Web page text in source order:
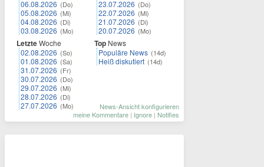
06.08.2026 (Do)
05.08.2026 (Mi)
04.08.2026 (Di)
03.08.2026 (Mo)
LetzteWoche
02.08.2026 (So)
01.08.2026 (Sa)
31.07.2026 (Fr)
30.07.2026 (Do)
29.07.2026 (Mi)
28.07.2026 (Di)
27.07.2026 (Mo)
23.07.2026 (Do)
22.07.2026 (Mi)
21.07.2026 (Di)
20.07.2026 (Mo)
Top News
Populäre News (14d)
Heiß diskutiert (14d)
News-Ansicht konfigurieren
meine Kommentare | Ignore | Notifies